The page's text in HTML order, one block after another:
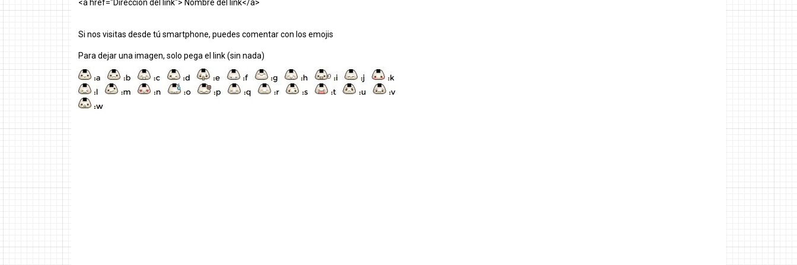
<a href="Dirección del link"> Nombre del link</a>
Si nos visitas desde tú smartphone, puedes comentar con los emojis
Para dejar una imagen, solo pega el link (sin nada)